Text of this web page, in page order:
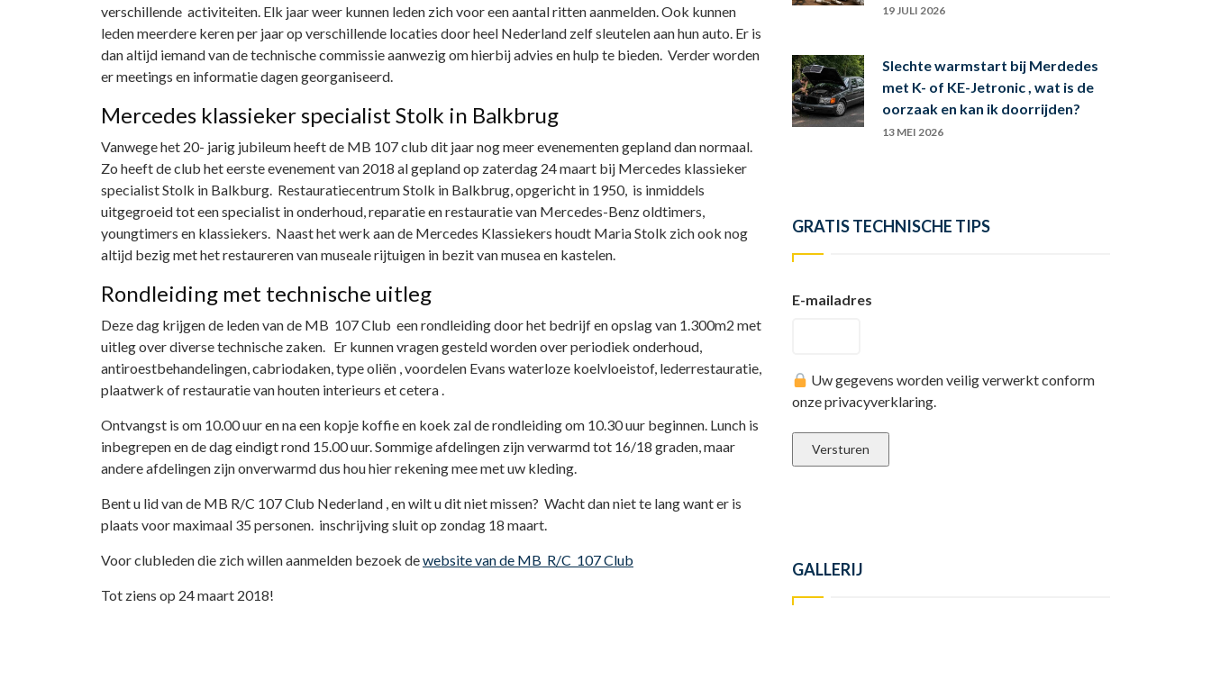
verschillende activiteiten. Elk jaar weer kunnen leden zich voor een aantal ritten aanmelden. Ook kunnen
leden meerdere keren per jaar op verschillende locaties door heel Nederland zelf sleutelen aan hun auto. Er is
dan altijd iemand van de technische commissie aanwezig om hierbij advies en hulp te bieden. Verder worden
er meetings en informatie dagen georganiseerd.
Mercedes klassieker specialist Stolk in Balkbrug
Vanwege het 20- jarig jubileum heeft de MB 107 club dit jaar nog meer evenementen gepland dan normaal.
Zo heeft de club het eerste evenement van 2018 al gepland op zaterdag 24 maart bij Mercedes klassieker
specialist Stolk in Balkburg. Restauratiecentrum Stolk in Balkbrug, opgericht in 1950, is inmiddels
uitgegroeid tot een specialist in onderhoud, reparatie en restauratie van Mercedes-Benz oldtimers,
youngtimers en klassiekers. Naast het werk aan de Mercedes Klassiekers houdt Maria Stolk zich ook nog
altijd bezig met het restaureren van museale rijtuigen in bezit van musea en kastelen.
Rondleiding met technische uitleg
Deze dag krijgen de leden van de MB 107 Club een rondleiding door het bedrijf en opslag van 1.300m2 met
uitleg over diverse technische zaken. Er kunnen vragen gesteld worden over periodiek onderhoud,
antiroestbehandelingen, cabriodaken, type oliën , voordelen Evans waterloze koelvloeistof, lederrestauratie,
plaatwerk of restauratie van houten interieurs et cetera .
Ontvangst is om 10.00 uur en na een kopje koffie en koek zal de rondleiding om 10.30 uur beginnen. Lunch is
inbegrepen en de dag eindigt rond 15.00 uur. Sommige afdelingen zijn verwarmd tot 16/18 graden, maar
andere afdelingen zijn onverwarmd dus hou hier rekening mee met uw kleding.
Bent u lid van de MB R/C 107 Club Nederland , en wilt u dit niet missen? Wacht dan niet te lang want er is
plaats voor maximaal 35 personen. inschrijving sluit op zondag 18 maart.
Voor clubleden die zich willen aanmelden bezoek dewebsite van de MB R/C 107 Club
Tot ziens op 24 maart 2018!
19 JULI 2026
Slechte warmstart bij Merdedes
met K- of KE-Jetronic , wat is de
oorzaak en kan ik doorrijden?
13 MEI 2026
GRATIS TECHNISCHE TIPS
E-mailadres
Uw gegevens worden veilig verwerkt conform
onze privacyverklaring.
GALLERIJ